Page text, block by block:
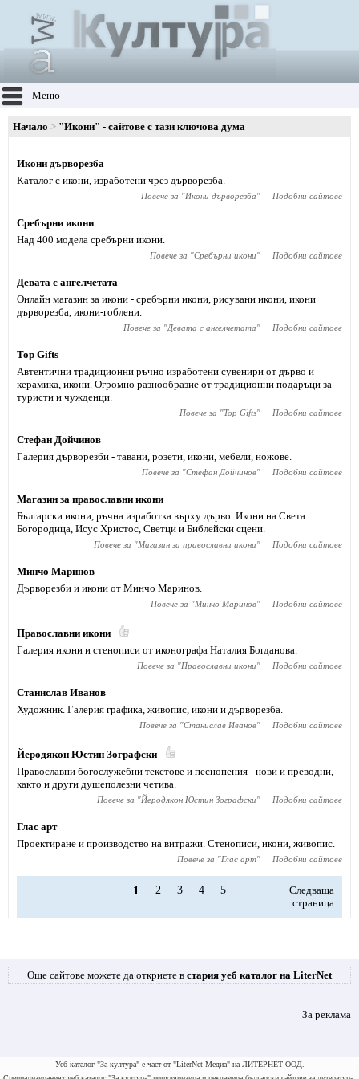
Меню
Начало "Икони" - сайтове с тази ключова дума
Икони дърворезба
Каталог с икони, изработени чрез дърворезба.
Повече за "Икони дърворезба" Подобни сайтове
Сребърни икони
Над 400 модела сребърни икони.
Повече за "Сребърни икони" Подобни сайтове
Девата с ангелчетата
Онлайн магазин за икони - сребърни икони, рисувани икони, икони
дърворезба, икони-гоблени.
Повече за "Девата с ангелчетата" Подобни сайтове
Top Gifts
Автентични традиционни ръчно изработени сувенири от дърво и
керамика, икони. Огромно разнообразие от традиционни подаръци за
туристи и чужденци.
Повече за "Top Gifts" Подобни сайтове
Стефан Дойчинов
Галерия дърворезби - тавани, розети, икони, мебели, ножове.
Повече за "Стефан Дойчинов" Подобни сайтове
Магазин за православни икони
Български икони, ръчна изработка върху дърво. Икони на Света
Богородица, Исус Христос, Светци и Библейски сцени.
Повече за "Магазин за православни икони" Подобни сайтове
Минчо Маринов
Дърворезби и икони от Минчо Маринов.
Повече за "Минчо Маринов" Подобни сайтове
Православни икони
Галерия икони и стенописи от иконографа Наталия Богданова.
Повече за "Православни икони" Подобни сайтове
Станислав Иванов
Художник. Галерия графика, живопис, икони и дърворезба.
Повече за "Станислав Иванов" Подобни сайтове
Йеродякон Юстин Зографски
Православни богослужебни текстове и песнопения - нови и преводни,
както и други душеполезни четива.
Повече за "Йеродякон Юстин Зографски" Подобни сайтове
Глас арт
Проектиране и производство на витражи. Стенописи, икони, живопис.
Повече за "Глас арт" Подобни сайтове
1 2 3 4 5
Следваща
страница
Още сайтове можете да откриете в стария уеб каталог на LiterNet
За реклама
Уеб каталог "За култура" е част от "LiterNet Медиа" на ЛИТЕРНЕТ ООД.